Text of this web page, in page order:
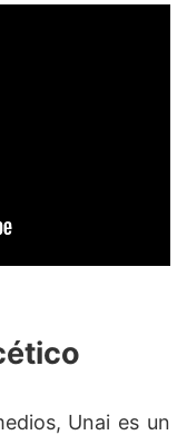
Unai es un